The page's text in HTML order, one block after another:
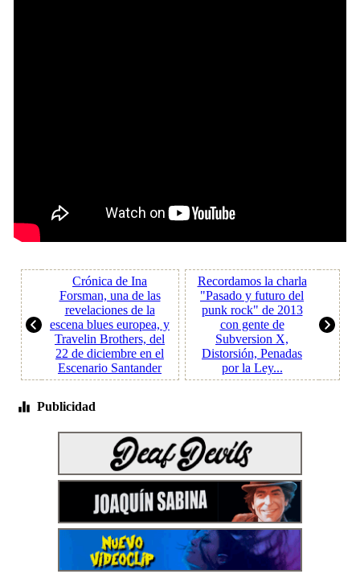
Crónica de Ina
Forsman, una de las
revelaciones de la
escena blues europea, y
Travelin Brothers, del
22 de diciembre en el
Escenario Santander
Recordamos la charla
"Pasado y futuro del
punk rock" de 2013
con gente de
Subversion X,
Distorsión, Penadas
por la Ley...
Publicidad